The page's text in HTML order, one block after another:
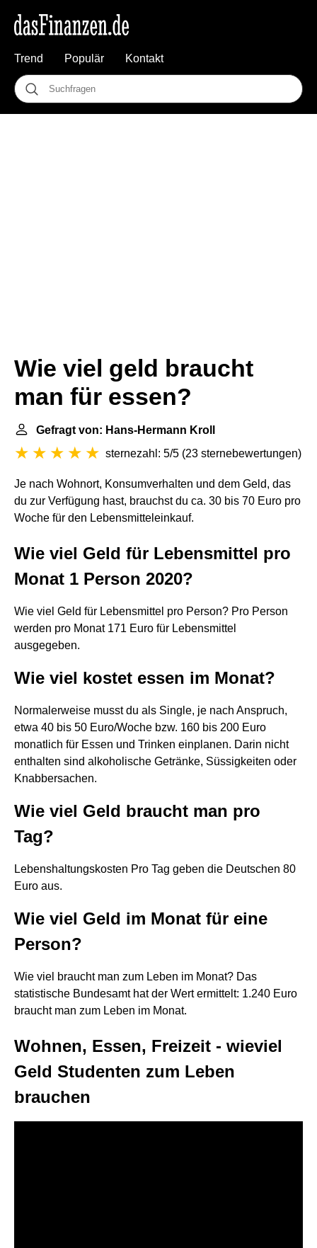
Trend Populär Kontakt
Wie viel geld braucht
man für essen?
Gefragt von: Hans-Hermann Kroll
sternezahl: 5/5 (23 sternebewertungen)
Je nach Wohnort, Konsumverhalten und dem Geld, das
du zur Verfügung hast, brauchst du ca. 30 bis 70 Euro pro
Woche für den Lebensmitteleinkauf.
Wie viel Geld für Lebensmittel pro
Monat 1 Person 2020?
Wie viel Geld für Lebensmittel pro Person? Pro Person
werden pro Monat 171 Euro für Lebensmittel
ausgegeben.
Wie viel kostet essen im Monat?
Normalerweise musst du als Single, je nach Anspruch,
etwa 40 bis 50 Euro/Woche bzw. 160 bis 200 Euro
monatlich für Essen und Trinken einplanen. Darin nicht
enthalten sind alkoholische Getränke, Süssigkeiten oder
Knabbersachen.
Wie viel Geld braucht man pro
Tag?
Lebenshaltungskosten Pro Tag geben die Deutschen 80
Euro aus.
Wie viel Geld im Monat für eine
Person?
Wie viel braucht man zum Leben im Monat? Das
statistische Bundesamt hat der Wert ermittelt: 1.240 Euro
braucht man zum Leben im Monat.
Wohnen, Essen, Freizeit - wieviel
Geld Studenten zum Leben
brauchen